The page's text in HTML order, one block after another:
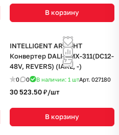
В корзину
INTELLIGENT ARLIGHT
Конвертер DALI-DMX-311(DC12-
48V, REVERS) (IARL, -)
0 0 В наличии: 1 штАрт. 027180
30 523.50 ₽/шт
В корзину